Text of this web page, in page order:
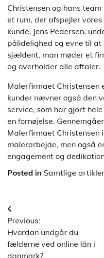
Christensen og hans
et rum, der afspejler vores
kunde, Jens Pedersen,
pålidelighed og evne til at
sjældent, man møder et
og overholder alle aftaler.
Malerfirmaet Christensen
kunder nævner også den
service, som har gjort
en fornøjelse.
Malerfirmaet Christensen
malerarbejde, men også
engagement og
Posted in Samtlige artikler
Indlægsnavigation
Previous:
Hvordan undgår du
fælderne ved online lån i
danmark?